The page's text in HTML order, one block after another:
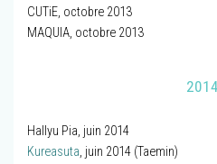
CUTiE, octobre 2013
MAQUIA, octobre 2013
2014
Hallyu Pia, juin 2014
Kureasuta, juin 2014 (Taemin)